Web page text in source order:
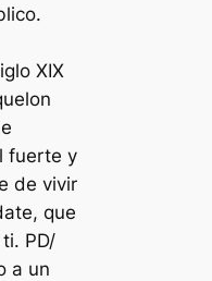
XIX
fuerte y
de vivir
que
PD/
a un